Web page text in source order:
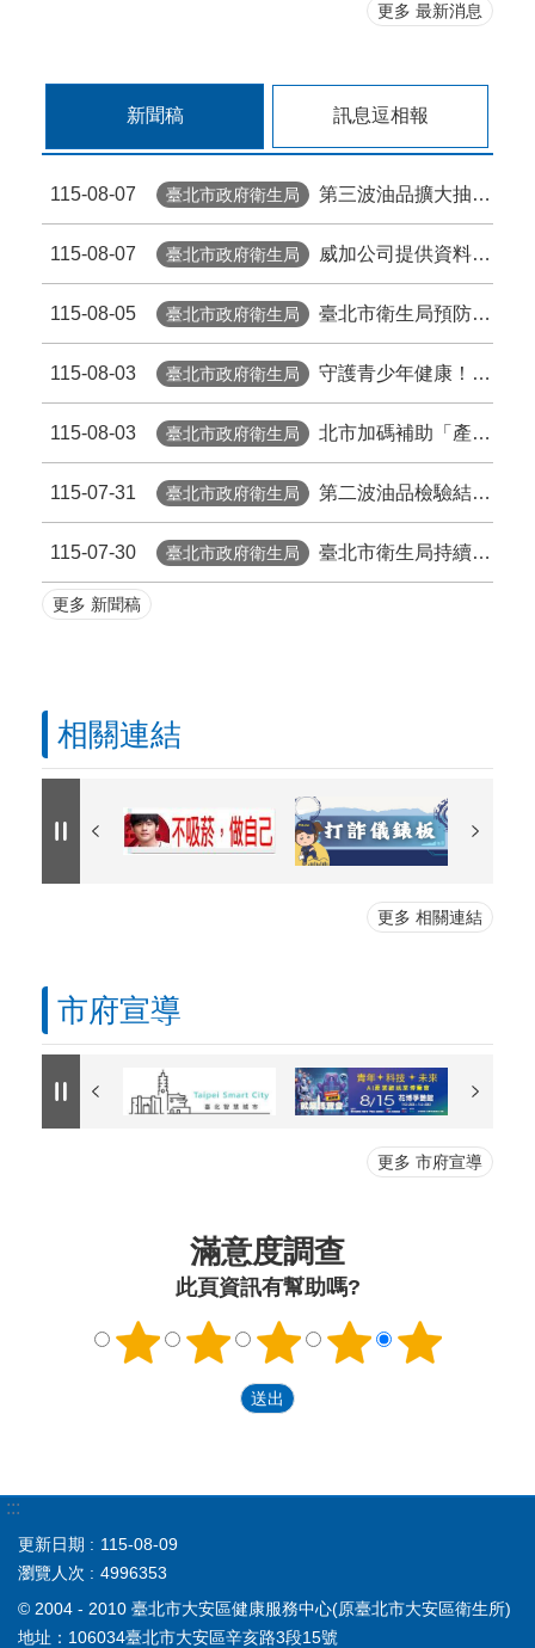
更多 最新消息
新聞稿 訊息逗相報
115-08-07 臺北市政府衛生局 第三波油品擴大抽驗 2件苦茶油產品苯駢芘超標 前已要求預防性下架
115-08-07 臺北市政府衛生局 威加公司提供資料不實臺北市衛生局依法重罰300萬元 續查苦茶油及原料下游
115-08-05 臺北市政府衛生局 臺北市衛生局預防性下架 百年堂冷壓黃金苦茶油產品
115-08-03 臺北市政府衛生局 守護青少年健康！把握HPV疫苗接種黃金期 臺北市提供校園設站及98家合約院所接種服務
115-08-03 臺北市政府衛生局 北市加碼補助「產前超音波」 孕檢多1次 準媽咪「超」安心！
115-07-31 臺北市政府衛生局 第二波油品檢驗結果出爐 2件苦茶油產品苯駢芘超標 前已要求預防性下架
115-07-30 臺北市政府衛生局 臺北市衛生局持續追查問題苦茶油流向
更多 新聞稿
相關連結
更多 相關連結
市府宣導
更多 市府宣導
滿意度調查
此頁資訊有幫助嗎?
:::
更新日期
115-08-09
瀏覽人次
4996353
© 2004 - 2010 臺北市大安區健康服務中心(原臺北市大安區衛生所)
地址：106034臺北市大安區辛亥路3段15號